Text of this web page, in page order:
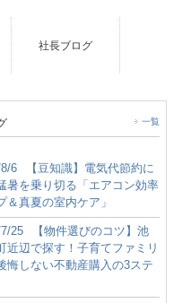
社長ブログ
一覧
6
【豆知識】電気代節約に
暑を乗り切る「エアコン効率
＆真夏の室内ケア」
25
【物件選びのコツ】池
近辺で探す！子育てファミリ
悔しない不動産購入の3ステ